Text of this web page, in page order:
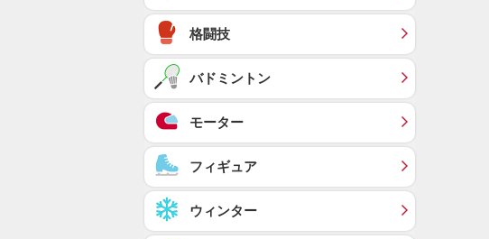
格闘技
バドミントン
モーター
フィギュア
ウィンター